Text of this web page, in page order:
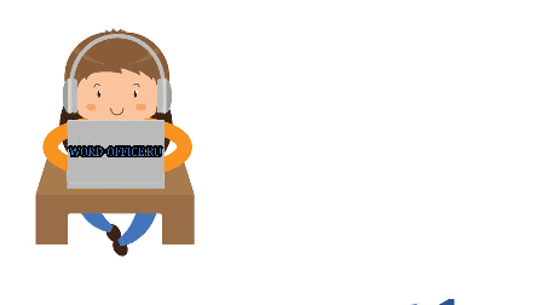
содержимому